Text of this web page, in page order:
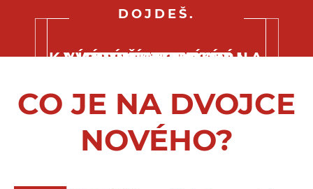
DOJDEŠ.
RESTAURACE
KAVÁRNA A VINÁRNA
COCKTAIL BAR
SVATBY
VÍCEÚČELOVÝ SÁL
LETNÍ TERASA
CO JE NA DVOJCE
NOVÉHO?